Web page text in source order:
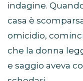
indagine.
casa è
omicidio,
che la donna
e saggio aveva